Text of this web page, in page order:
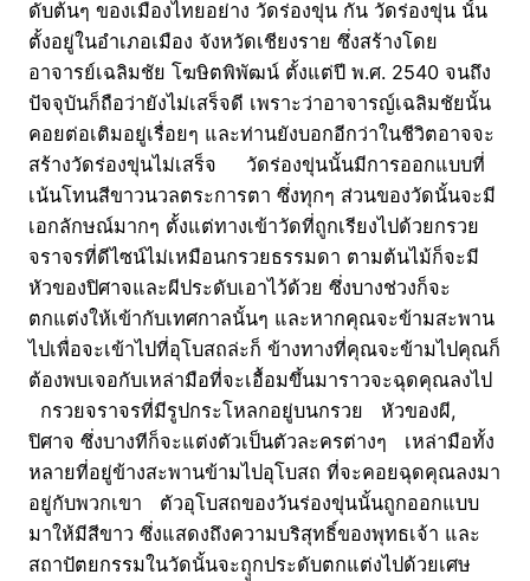
ดับต้นๆ ของเมืองไทยอย่าง วัดร่องขุ่น กัน วัดร่องขุ่น นั้น
ตั้งอยู่ในอำเภอเมือง จังหวัดเชียงราย ซึ่งสร้างโดย
อาจารย์เฉลิมชัย โฆษิตพิพัฒน์ ตั้งแต่ปี พ.ศ. 2540 จนถึง
ปัจจุบันก็ถือว่ายังไม่เสร็จดี เพราะว่าอาจารญ์เฉลิมชัยนั้น
คอยต่อเติมอยู่เรื่อยๆ และท่านยังบอกอีกว่าในชีวิตอาจจะ
สร้างวัดร่องขุ่นไม่เสร็จ วัดร่องขุ่นนั้นมีการออกแบบที่
เน้นโทนสีขาวนวลตระการตา ซึ่งทุกๆ ส่วนของวัดนั้นจะมี
เอกลักษณ์มากๆ ตั้งแต่ทางเข้าวัดที่ถูกเรียงไปด้วยกรวย
จราจรที่ดีไซน์ไม่เหมือนกรวยธรรมดา ตามต้นไม้ก็จะมี
หัวของปิศาจและผีประดับเอาไว้ด้วย ซึ่งบางช่วงก็จะ
ตกแต่งให้เข้ากับเทศกาลนั้นๆ และหากคุณจะข้ามสะพาน
ไปเพื่อจะเข้าไปที่อุโบสถล่ะก็ ข้างทางที่คุณจะข้ามไปคุณก็
ต้องพบเจอกับเหล่ามือที่จะเอื้อมขึ้นมาราวจะฉุดคุณลงไป
กรวยจราจรที่มีรูปกระโหลกอยู่บนกรวย หัวของผี,
ปิศาจ ซึ่งบางทีก็จะแต่งตัวเป็นตัวละครต่างๆ เหล่ามือทั้ง
หลายที่อยู่ข้างสะพานข้ามไปอุโบสถ ที่จะคอยฉุดคุณลงมา
อยู่กับพวกเขา ตัวอุโบสถของวันร่องขุ่นนั้นถูกออกแบบ
มาให้มีสีขาว ซึ่งแสดงถึงความบริสุทธิ์ของพุทธเจ้า และ
สถาปัตยกรรมในวัดนั้นจะถุูกประดับตกแต่งไปด้วยเศษ